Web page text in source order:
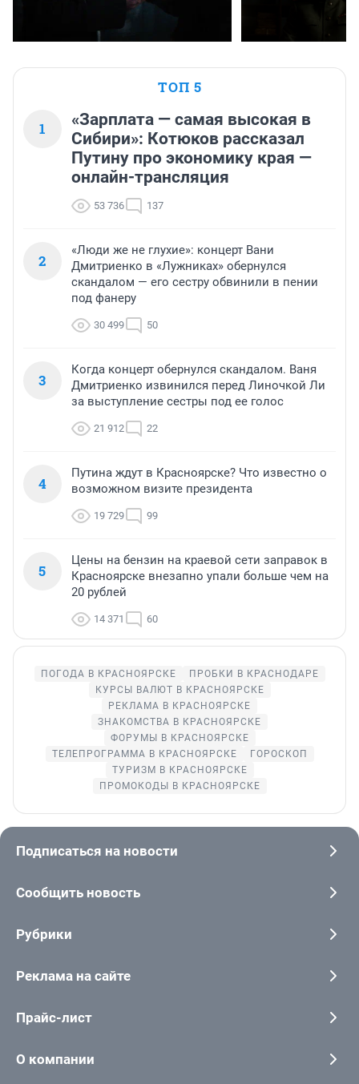
ТОП 5
1
«Зарплата — самая высокая в
Сибири»: Котюков рассказал
Путину про экономику края —
онлайн-трансляция
53 736 137
2
«Люди же не глухие»: концерт Вани
Дмитриенко в «Лужниках» обернулся
скандалом — его сестру обвинили в пении
под фанеру
30 499 50
3
Когда концерт обернулся скандалом. Ваня
Дмитриенко извинился перед Линочкой Ли
за выступление сестры под ее голос
21 912 22
4
Путина ждут в Красноярске? Что известно о
возможном визите президента
19 729 99
5
Цены на бензин на краевой сети заправок в
Красноярске внезапно упали больше чем на
20 рублей
14 371 60
ПОГОДА В КРАСНОЯРСКЕ
ПРОБКИ В КРАСНОДАРЕ
КУРСЫ ВАЛЮТ В КРАСНОЯРСКЕ
РЕКЛАМА В КРАСНОЯРСКЕ
ЗНАКОМСТВА В КРАСНОЯРСКЕ
ФОРУМЫ В КРАСНОЯРСКЕ
ТЕЛЕПРОГРАММА В КРАСНОЯРСКЕ
ГОРОСКОП
ТУРИЗМ В КРАСНОЯРСКЕ
ПРОМОКОДЫ В КРАСНОЯРСКЕ
Подписаться на новости
Сообщить новость
Рубрики
Реклама на сайте
Прайс-лист
О компании